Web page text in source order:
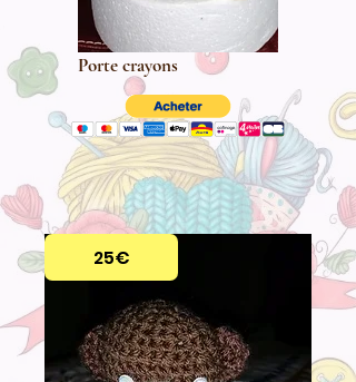
Porte crayons
25€